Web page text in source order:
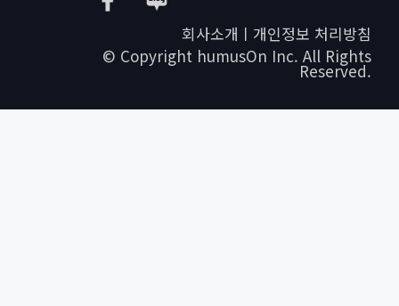
회사소개ㅣ개인정보 처리방침
© Copyright humusOn Inc. All Rights
Reserved.